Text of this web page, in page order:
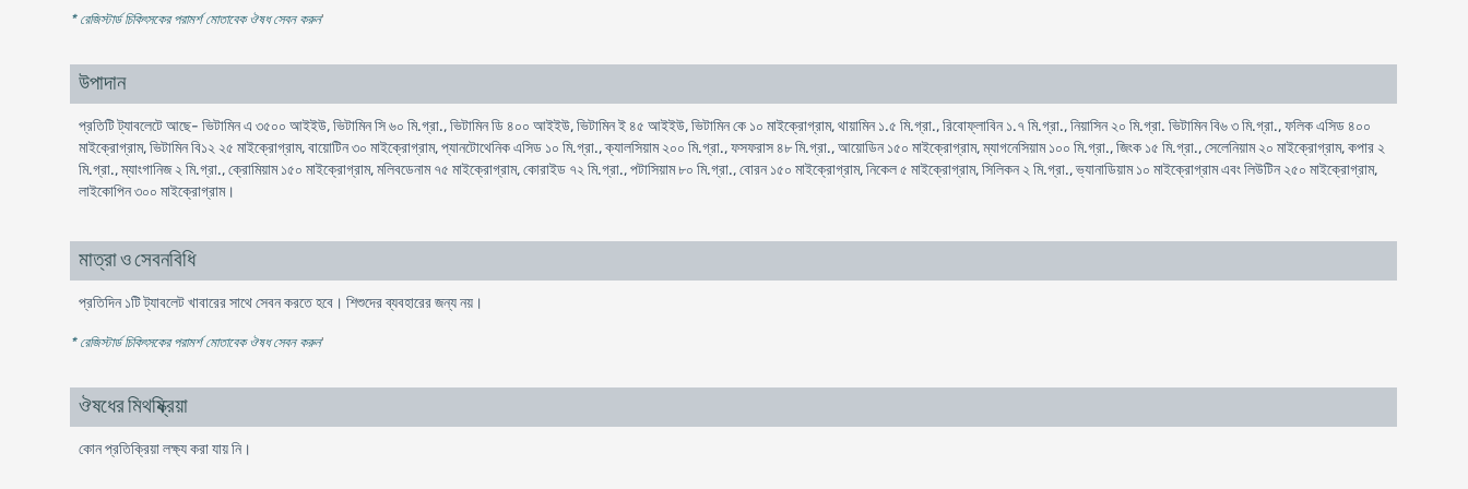
* রেজিস্টার্ড চিকিৎসকের পরামর্শ মোতাবেক ঔষধ সেবন করুন'
উপাদান
প্রতিটি ট্যাবলেটে আছে- ভিটামিন এ ৩৫০০ আইইউ, ভিটামিন সি ৬০ মি.গ্রা., ভিটামিন ডি ৪০০ আইইউ, ভিটামিন ই ৪৫ আইইউ, ভিটামিন কে ১০ মাইক্রোগ্রাম, থায়ামিন ১.৫ মি.গ্রা., রিবোফ্লাবিন ১.৭ মি.গ্রা., নিয়াসিন ২০ মি.গ্রা. ভিটামিন বি৬ ৩ মি.গ্রা., ফলিক এসিড ৪০০
মাইক্রোগ্রাম, ভিটামিন বি১২ ২৫ মাইক্রোগ্রাম, বায়োটিন ৩০ মাইক্রোগ্রাম, প্যানটোথেনিক এসিড ১০ মি.গ্রা., ক্যালসিয়াম ২০০ মি.গ্রা., ফসফরাস ৪৮ মি.গ্রা., আয়োডিন ১৫০ মাইক্রোগ্রাম, ম্যাগনেসিয়াম ১০০ মি.গ্রা., জিংক ১৫ মি.গ্রা., সেলেনিয়াম ২০ মাইক্রোগ্রাম, কপার ২
মি.গ্রা., ম্যাংগানিজ ২ মি.গ্রা., ক্রোমিয়াম ১৫০ মাইক্রোগ্রাম, মলিবডেনাম ৭৫ মাইক্রোগ্রাম, কোরাইড ৭২ মি.গ্রা., পটাসিয়াম ৮০ মি.গ্রা., বোরন ১৫০ মাইক্রোগ্রাম, নিকেল ৫ মাইক্রোগ্রাম, সিলিকন ২ মি.গ্রা., ভ্যানাডিয়াম ১০ মাইক্রোগ্রাম এবং লিউটিন ২৫০ মাইক্রোগ্রাম,
লাইকোপিন ৩০০ মাইক্রোগ্রাম।
মাত্রা ও সেবনবিধি
প্রতিদিন ১টি ট্যাবলেট খাবারের সাথে সেবন করতে হবে। শিশুদের ব্যবহারের জন্য নয়।
* রেজিস্টার্ড চিকিৎসকের পরামর্শ মোতাবেক ঔষধ সেবন করুন'
ঔষধের মিথষ্ক্রিয়া
কোন প্রতিক্রিয়া লক্ষ্য করা যায় নি।